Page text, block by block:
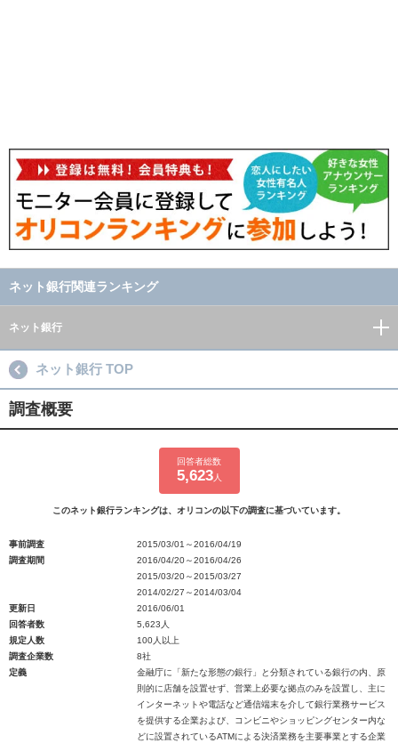
ネット銀行関連ランキング
ネット銀行
ネット銀行 TOP
調査概要
回答者総数
5,623人
このネット銀行ランキングは、オリコンの以下の調査に基づいています。
事前調査
2015/03/01～2016/04/19
調査期間
2016/04/20～2016/04/26
2015/03/20～2015/03/27
2014/02/27～2014/03/04
更新日
2016/06/01
回答者数
5,623人
規定人数
100人以上
調査企業数
8社
定義
金融庁に「新たな形態の銀行」と分類されている銀行の内、原
則的に店舗を設置せず、営業上必要な拠点のみを設置し、主に
インターネットや電話など通信端末を介して銀行業務サービス
を提供する企業および、コンビニやショッピングセンター内な
どに設置されているATMによる決済業務を主要事業とする企業